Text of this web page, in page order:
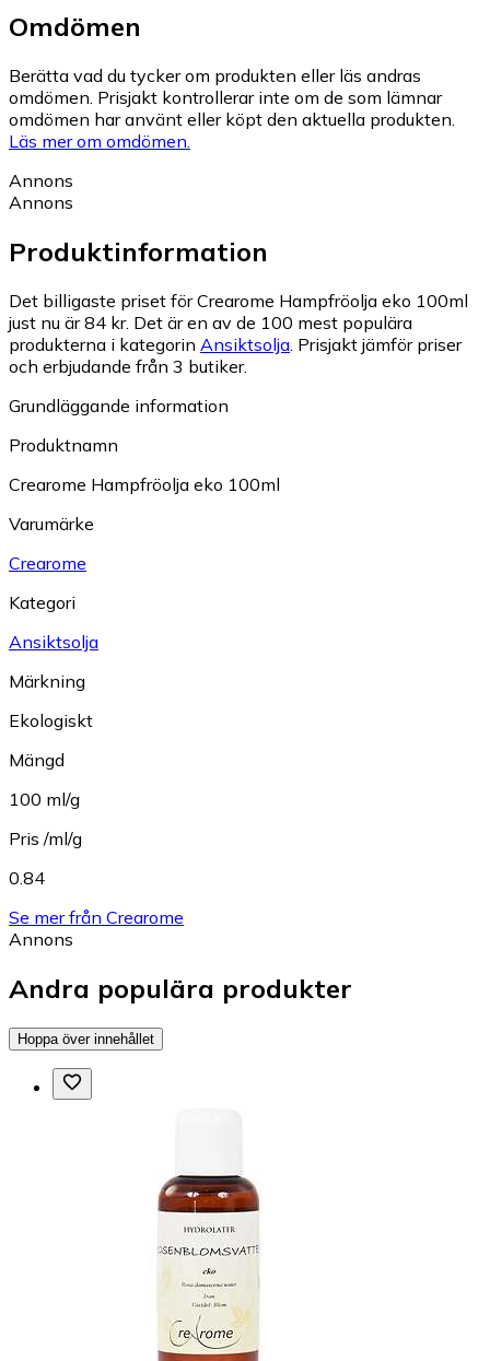
Omdömen
Berätta vad du tycker om produkten eller läs andras
omdömen. Prisjakt kontrollerar inte om de som lämnar
omdömen har använt eller köpt den aktuella produkten.
Läs mer om omdömen.
Annons
Annons
Produktinformation
Det billigaste priset för Crearome Hampfröolja eko 100ml
just nu är 84 kr. Det är en av de 100 mest populära
produkterna i kategorin Ansiktsolja. Prisjakt jämför priser
och erbjudande från 3 butiker.
Grundläggande information
Produktnamn
Crearome Hampfröolja eko 100ml
Varumärke
Crearome
Kategori
Ansiktsolja
Märkning
Ekologiskt
Mängd
100 ml/g
Pris /ml/g
0.84
Se mer från Crearome
Annons
Andra populära produkter
Hoppa över innehållet